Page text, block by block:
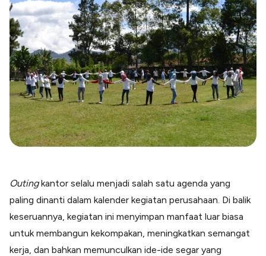
Paper XB
Bayar luar negeri pakai kartu kredit
Kartu Kredit Bisnis
Paper Card
Satu kartu untuk bisnis & personal
Paper Horizon
Kartu korporat expense terlengkap
Solusi Industri
Konstruksi
Kelola Pembayaran Termin Proyek
Health & Beauty
Blog
Kumpulan tips dan informasi bisnis
Outingkantor selalu menjadi salah satu agenda yang
paling dinanti dalam kalender kegiatan perusahaan. Di balik
keseruannya, kegiatan ini menyimpan manfaat luar biasa
untuk membangun kekompakan, meningkatkan semangat
kerja, dan bahkan memunculkan ide-ide segar yang